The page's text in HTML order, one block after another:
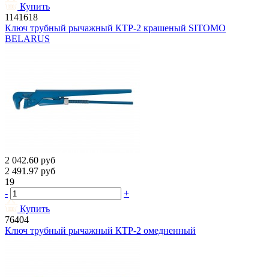
Купить
1141618
Ключ трубный рычажный КТР-2 крашеный SITOMO
BELARUS
2 042.60 руб
2 491.97 руб
19
-
+
Купить
76404
Ключ трубный рычажный КТР-2 омедненный